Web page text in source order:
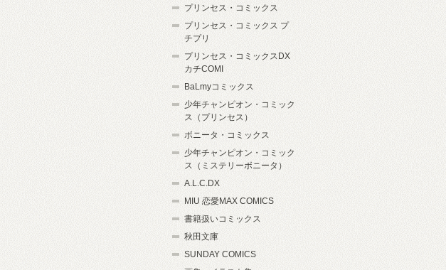
プリンセス・コミックス
プリンセス・コミックス プ
チプリ
プリンセス・コミックスDX
カチCOMI
BaLmyコミックス
少年チャンピオン・コミック
ス（プリンセス）
ボニータ・コミックス
少年チャンピオン・コミック
ス（ミステリーボニータ）
A.L.C.DX
MIU 恋愛MAX COMICS
書籍扱いコミックス
秋田文庫
SUNDAY COMICS